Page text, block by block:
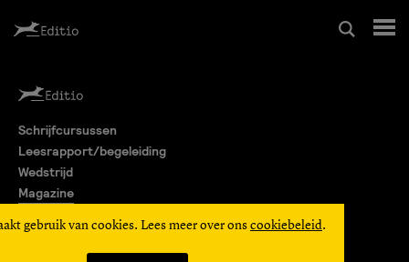
Leesrapport/begeleiding
Wedstrijd
gebruik van cookies. Lees meer over ons cookiebeleid.
Schrijfcursussen
Leesrapport/begeleiding
Wedstrijd
Magazine